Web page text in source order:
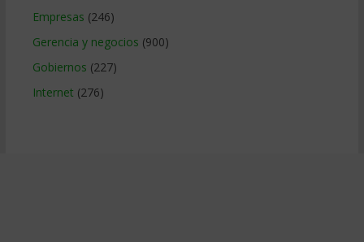
Empresas (246)
Gerencia y negocios (900)
Gobiernos (227)
Internet (276)